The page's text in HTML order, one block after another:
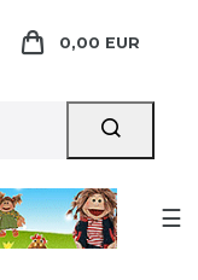
0,00 EUR
☰